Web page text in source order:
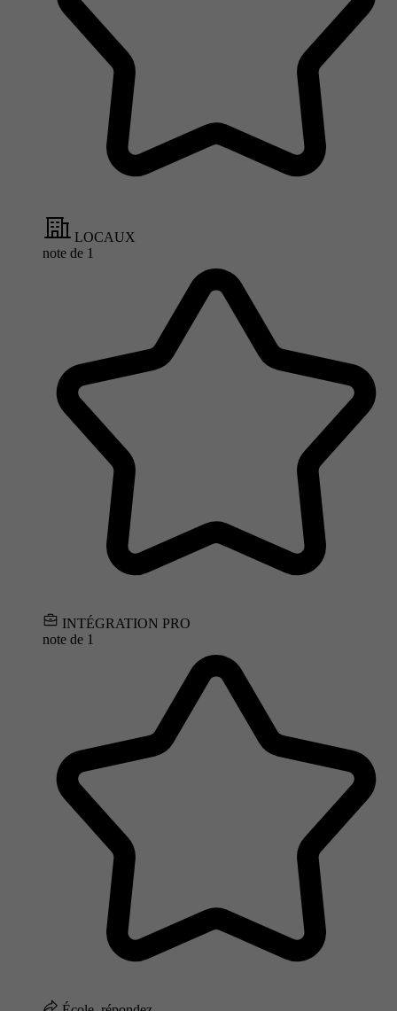
LOCAUX
note de 1
INTÉGRATION PRO
note de 1